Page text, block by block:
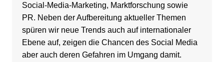
Social-Media-Marketing, Marktforschung sowie
PR. Neben der Aufbereitung aktueller Themen
spüren wir neue Trends auch auf internationaler
Ebene auf, zeigen die Chancen des Social Media
aber auch deren Gefahren im Umgang damit.